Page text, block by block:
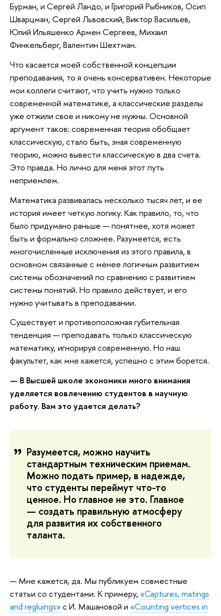
Бурман, и Сергей Ландо, и Григорий Рыбников, Осип
Шварцман, Сергей Львовский, Виктор Васильев,
Юлий Ильяшенко Армен Сергеев, Михаил
Финкельберг, Валентин Шехтман.
Что касается моей собственной концепции
преподавания, то я очень консервативен. Некоторые
мои коллеги считают, что учить нужно только
современной математике, а классические разделы
уже отжили свое и никому не нужны. Основной
аргумент таков: современная теория обобщает
классическую, стало быть, зная современную
теорию, можно вывести классическую в два счета.
Это правда. Но лично для меня этот путь
неприемлем.
Математика развивалась несколько тысяч лет, и ее
история имеет четкую логику. Как правило, то, что
было придумано раньше — понятнее, хотя может
быть и формально сложнее. Разумеется, есть
многочисленные исключения из этого правила, в
основном связанные с менее логичным развитием
системы обозначений по сравнению с развитием
системы понятий. Но правило действует, и его
нужно учитывать в преподавании.
Существует и противоположная губительная
тенденция — преподавать только классическую
математику, игнорируя современную. Но наш
факультет, как мне кажется, успешно с этим борется.
— В Высшей школе экономики много внимания
уделяется вовлечению студентов в научную
работу. Вам это удается делать?
Разумеется, можно научить
стандартным техническим приемам.
Можно подать пример, в надежде,
что студенты переймут что-то
ценное. Но главное не это. Главное
— создать правильную атмосферу
для развития их собственного
таланта.
— Мне кажется, да. Мы публикуем совместные
статьи со студентами. К примеру, «Captures, matings
and regluings»с И. Машановой и «Counting vertices in